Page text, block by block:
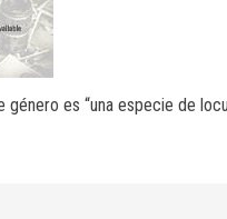
género es “una especie de